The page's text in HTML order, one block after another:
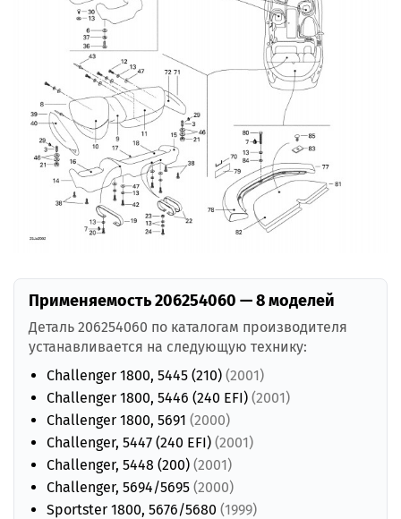
Применяемость 206254060 — 8 моделей
Деталь 206254060 по каталогам производителя
устанавливается на следующую технику:
Challenger 1800, 5445 (210) (2001)
Challenger 1800, 5446 (240 EFI) (2001)
Challenger 1800, 5691 (2000)
Challenger, 5447 (240 EFI) (2001)
Challenger, 5448 (200) (2001)
Challenger, 5694/5695 (2000)
Sportster 1800, 5676/5680 (1999)